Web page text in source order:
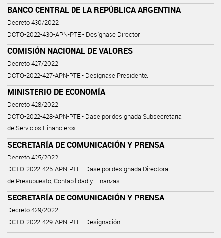
BANCO CENTRAL DE LA REPÚBLICA ARGENTINA
Decreto 430/2022
DCTO-2022-430-APN-PTE - Desígnase Director.
COMISIÓN NACIONAL DE VALORES
Decreto 427/2022
DCTO-2022-427-APN-PTE - Desígnase Presidente.
MINISTERIO DE ECONOMÍA
Decreto 428/2022
DCTO-2022-428-APN-PTE - Dase por designada Subsecretaria
de Servicios Financieros.
SECRETARÍA DE COMUNICACIÓN Y PRENSA
Decreto 425/2022
DCTO-2022-425-APN-PTE - Dase por designada Directora
de Presupuesto, Contabilidad y Finanzas.
SECRETARÍA DE COMUNICACIÓN Y PRENSA
Decreto 429/2022
DCTO-2022-429-APN-PTE - Designación.